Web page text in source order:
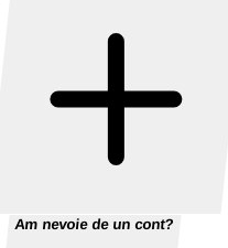
Am nevoie de un cont?